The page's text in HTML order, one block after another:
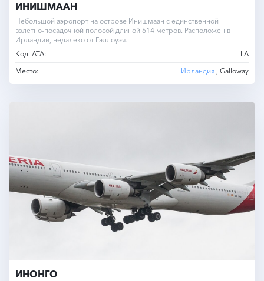
ИНИШМААН
Небольшой аэропорт на острове Инишмаан с единственной
взлётно-посадочной полосой длиной 614 метров. Расположен в
Ирландии, недалеко от Гэллоуэя.
Код IATA:
IIA
Место:
Ирландия , Galloway
ИНОНГО